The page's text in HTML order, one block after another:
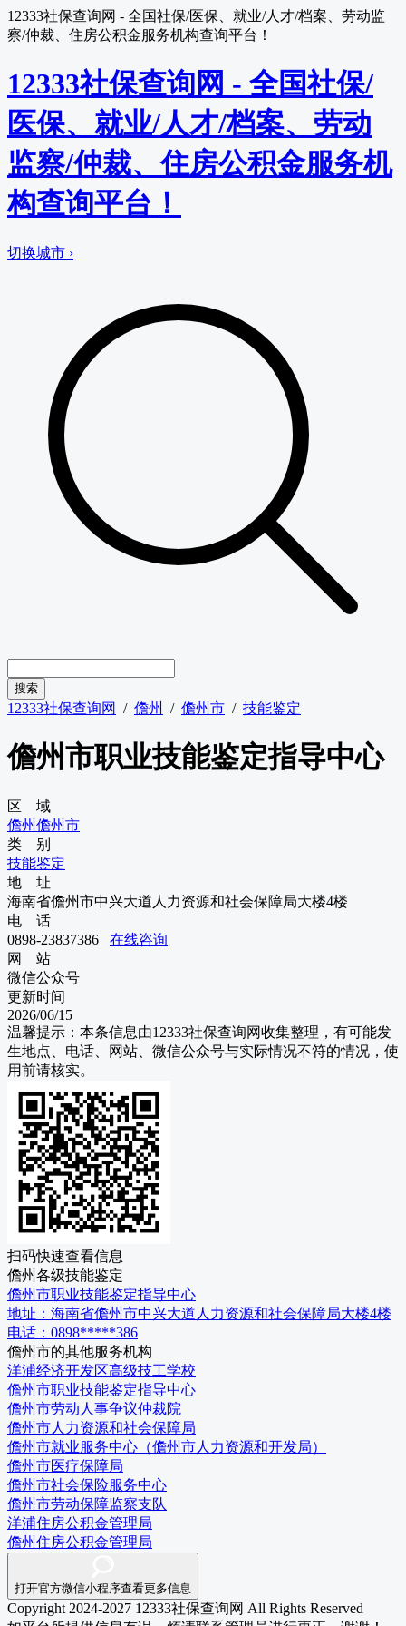
12333社保查询网 - 全国社保/医保、就业/人才/档案、劳动监
察/仲裁、住房公积金服务机构查询平台！
12333社保查询网 - 全国社保/
医保、就业/人才/档案、劳动
监察/仲裁、住房公积金服务机
构查询平台！
切换城市 ›
12333社保查询网 / 儋州 / 儋州市 / 技能鉴定
儋州市职业技能鉴定指导中心
区 域
儋州儋州市
类 别
技能鉴定
地 址
海南省儋州市中兴大道人力资源和社会保障局大楼4楼
电 话
0898-23837386
在线咨询
网 站
微信公众号
更新时间
2026/06/15
温馨提示：本条信息由12333社保查询网收集整理，有可能发
生地点、电话、网站、微信公众号与实际情况不符的情况，使
用前请核实。
扫码快速查看信息
儋州各级技能鉴定
儋州市职业技能鉴定指导中心
地址： 海南省儋州市中兴大道人力资源和社会保障局大楼4楼
电话： 0898*****386
儋州市的其他服务机构
洋浦经济开发区高级技工学校
儋州市职业技能鉴定指导中心
儋州市劳动人事争议仲裁院
儋州市人力资源和社会保障局
儋州市就业服务中心（儋州市人力资源和开发局）
儋州市医疗保障局
儋州市社会保险服务中心
儋州市劳动保障监察支队
洋浦住房公积金管理局
儋州住房公积金管理局
打开官方微信小程序查看更多信息
Copyright 2024-2027 12333社保查询网 All Rights Reserved